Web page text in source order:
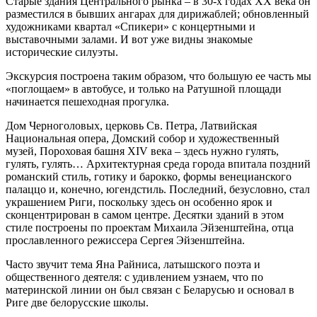
разместился в бывших ангарах для дирижаблей; обновленный
художниками квартал «Спикери» с концертными и
выставочными залами. И вот уже видны знакомые
исторические силуэты.
Экскурсия построена таким образом, что большую ее часть мы
«поглощаем» в автобусе, и только на Ратушной площади
начинается пешеходная прогулка.
Дом Черноголовых, церковь Св. Петра, Латвийская
Национальная опера, Домский собор и художественный
музей, Пороховая башня XIV века – здесь нужно гулять,
гулять, гулять… Архитектурная среда города впитала поздний
романский стиль, готику и барокко, формы венецианского
палаццо и, конечно, югендстиль. Последний, безусловно, стал
украшением Риги, поскольку здесь он особенно ярок и
сконцентрирован в самом центре. Десятки зданий в этом
стиле построены по проектам Михаила Эйзенштейна, отца
прославленного режиссера Сергея Эйзенштейна.
Часто звучит тема Яна Райниса, латышского поэта и
общественного деятеля: с удивлением узнаем, что по
материнской линии он был связан с Беларусью и основал в
Риге две белорусские школы.